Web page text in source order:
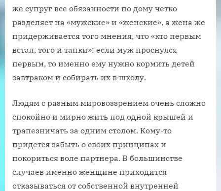
же супруг все обязанности по дому четко
разделяет на «мужские» и «женские», а жена же
придерживается того мнения, что «кто первым
встал, того и тапки»: если муж проснулся
первым, то именно ему нужно кормить детей
завтраком и собирать их в школу.
Людям с разным мировоззрением очень сложно
спокойно и мирно жить под одной крышей и
трапезничать за одним столом. Кому-то
придется забыть о своих принципах и
покориться воле партнера. В большинстве
случаев именно женщине приходится
отказываться от собственной внутренней